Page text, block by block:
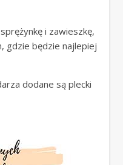
i zawieszkę,
gdzie będzie najlepiej
dodane są plecki